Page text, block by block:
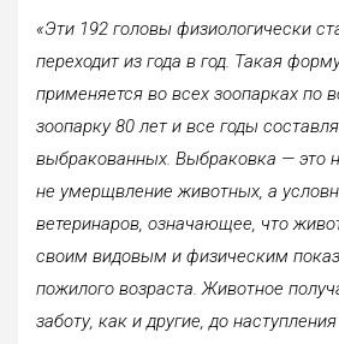
«Эти 192 головы физиологически
переходит из года в год. Такая
применяется во всех зоопарках по
зоопарку 80 лет и все годы
выбракованных. Выбраковка — это
не умерщвление животных, а
ветеринаров, означающее, что
своим видовым и физическим
пожилого возраста. Животное
заботу, как и другие, до